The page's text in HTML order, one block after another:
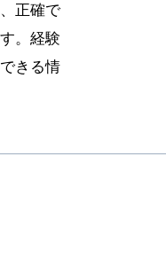
正確で
。経験
きる情